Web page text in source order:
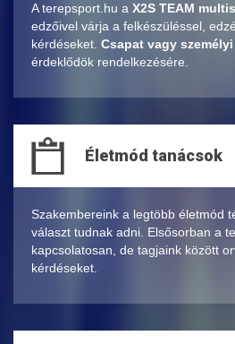
A terepsport.hu a X2S TEAM
edzőivel várja a felkészüléssel,
kérdéseket. Csapat vagy
érdeklődök rendelkezésére.
Életmód tanácsok
Szakembereink a legtöbb életmód
választ tudnak adni. Elsősorban a
kapcsolatosan, de tagjaink között
kérdéseket.